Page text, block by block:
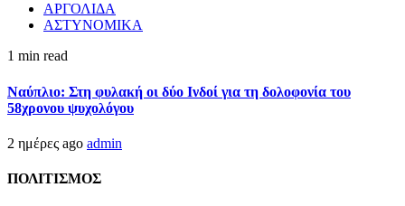
ΑΡΓΟΛΙΔΑ
ΑΣΤΥΝΟΜΙΚΑ
1 min read
Ναύπλιο: Στη φυλακή οι δύο Ινδοί για τη δολοφονία του
58χρονου ψυχολόγου
2 ημέρες ago admin
ΠΟΛΙΤΙΣΜΟΣ